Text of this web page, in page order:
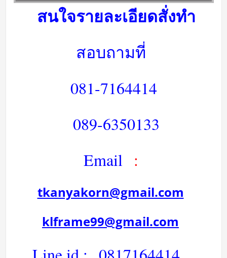
สนใจรายละเอียดสั่งทำ
สอบถามที่
081-7164414
089-6350133
Email
:
tkanyakorn@gmail.com
klframe99@gmail.com